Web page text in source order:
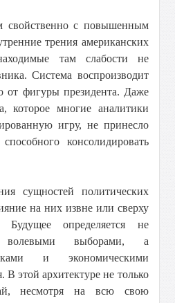
свойственно с повышенным
трения американских
там слабости не
Система воспроизводит
от фигуры президента. Даже
которое многие аналитики
игру, не принесло
консолидировать
сущностей политических
на них извне или сверху
Будущее определяется не
выборами, а
и экономическими
В этой архитектуре не только
несмотря на всю свою